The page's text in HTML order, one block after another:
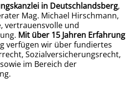
in Deutschlandsberg,
Mag. Michael Hirschmann,
vertrauensvolle und
Mit über 15 Jahren Erfahrung
verfügen wir über fundiertes
Sozialversicherungsrecht,
im Bereich der